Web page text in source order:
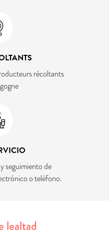
récoltants
seguimiento de
o teléfono.
lealtad